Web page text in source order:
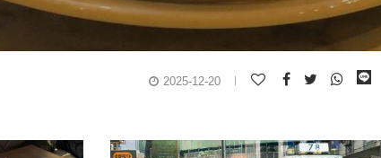
2025-12-20